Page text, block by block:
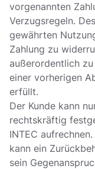
vorgenannten
Verzugsregeln.
gewährten
Zahlung zu
außerordentlich
einer vorherigen
erfüllt.
Der Kunde kann
rechtskräftig
INTEC
kann ein
sein